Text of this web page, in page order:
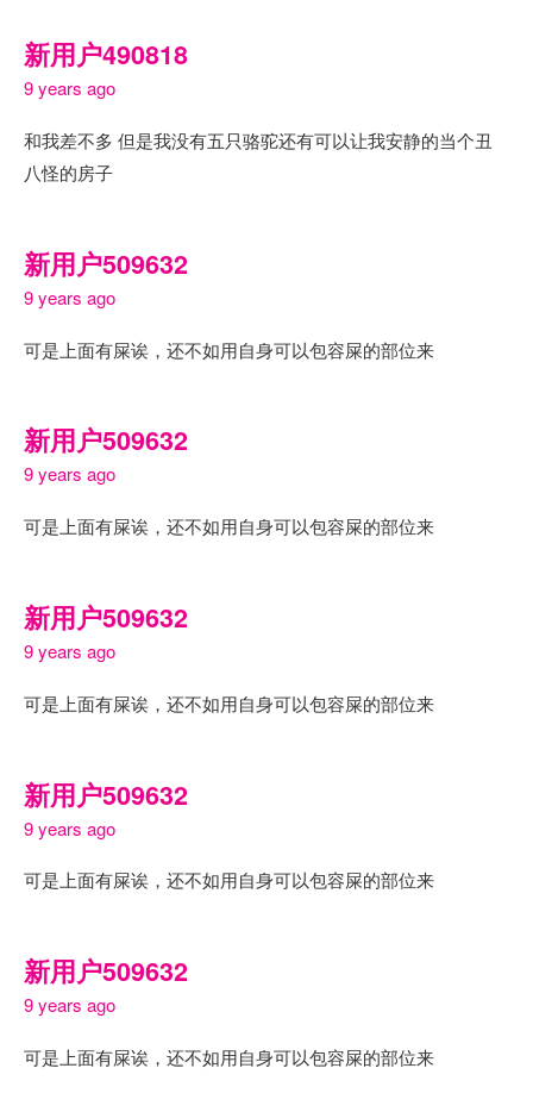
新用户490818
9 years ago
和我差不多 但是我没有五只骆驼还有可以让我安静的当个丑
八怪的房子
新用户509632
9 years ago
可是上面有屎诶，还不如用自身可以包容屎的部位来
新用户509632
9 years ago
可是上面有屎诶，还不如用自身可以包容屎的部位来
新用户509632
9 years ago
可是上面有屎诶，还不如用自身可以包容屎的部位来
新用户509632
9 years ago
可是上面有屎诶，还不如用自身可以包容屎的部位来
新用户509632
9 years ago
可是上面有屎诶，还不如用自身可以包容屎的部位来